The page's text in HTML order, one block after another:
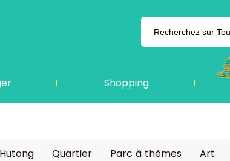
Shopping
Hutong Quartier Parc à thèmes
Art